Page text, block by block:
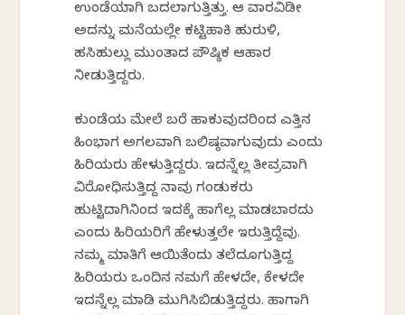
ಉಂಡೆಯಾಗಿ ಬದಲಾಗುತ್ತಿತ್ತು. ಆ ವಾರವಿಡೀ
ಅದನ್ನು ಮನೆಯಲ್ಲೇ ಕಟ್ಟಿಹಾಕಿ ಹುರುಳಿ,
ಹಸಿಹುಲ್ಲು ಮುಂತಾದ ಪೌಷ್ಠಿಕ ಆಹಾರ
ನೀಡುತ್ತಿದ್ದರು.
ಕುಂಡೆಯ ಮೇಲೆ ಬರೆ ಹಾಕುವುದರಿಂದ ಎತ್ತಿನ
ಹಿಂಭಾಗ ಅಗಲವಾಗಿ ಬಲಿಷ್ಠವಾಗುವುದು ಎಂದು
ಹಿರಿಯರು ಹೇಳುತ್ತಿದ್ದರು. ಇದನ್ನೆಲ್ಲ ತೀವ್ರವಾಗಿ
ವಿರೋಧಿಸುತ್ತಿದ್ದ ನಾವು ಗಂಡುಕರು
ಹುಟ್ಟಿದಾಗಿನಿಂದ ಇದಕ್ಕೆ ಹಾಗೆಲ್ಲ ಮಾಡಬಾರದು
ಎಂದು ಹಿರಿಯರಿಗೆ ಹೇಳುತ್ತಲೇ ಇರುತ್ತಿದ್ದೆವು.
ನಮ್ಮ ಮಾತಿಗೆ ಆಯಿತೆಂದು ತಲೆದೂಗುತ್ತಿದ್ದ
ಹಿರಿಯರು ಒಂದಿನ ನಮಗೆ ಹೇಳದೇ, ಕೇಳದೇ
ಇದನ್ನೆಲ್ಲ ಮಾಡಿ ಮುಗಿಸಿಬಿಡುತ್ತಿದ್ದರು. ಹಾಗಾಗಿ